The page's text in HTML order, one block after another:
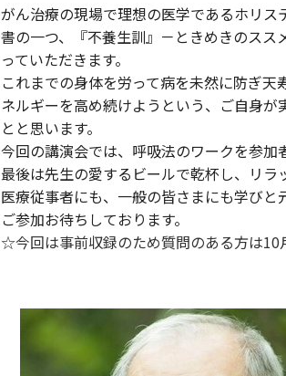
がん治療の現場で理想の医学であるホリス
書の一つ、『不養生訓』－ときめきのス
っていただきます。
これまでの身体を労って病を未然に防ぎ
ネルギーを高め続けようという、ご自身
とと思います。
今回の講演会では、呼吸法のワークを参加
最後は先生の愛するビールで乾杯し、リラ
医療従事者にも、一般の皆さまにも学び
ご参加お待ちしております。
☆今回は事前収録のため質問のある方は10